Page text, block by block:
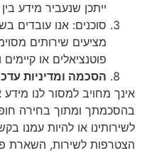
ייתכן שנעביר מידע
סוכנים: אנו עובדים
מציעים שירותים
פוטנציאלים או קיימים
הסכמה ומדיניות
אינך מחויב למסור לנו
בהסכמתך ומתוך בחירה
לשירותינו או להיות עמנו
הצטרפות לשירות, השארת